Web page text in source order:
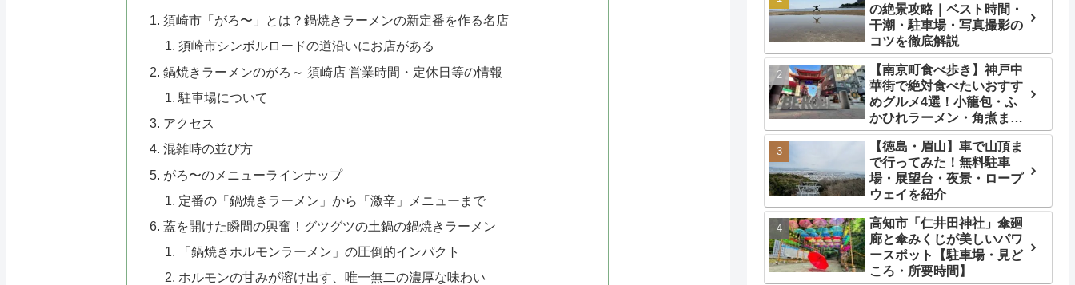
須崎市「がろ〜」とは？鍋焼きラーメンの新定番を作る名店
須崎市シンボルロードの道沿いにお店がある
鍋焼きラーメンのがろ～ 須崎店 営業時間・定休日等の情報
駐車場について
アクセス
混雑時の並び方
がろ〜のメニューラインナップ
定番の「鍋焼きラーメン」から「激辛」メニューまで
蓋を開けた瞬間の興奮！グツグツの土鍋の鍋焼きラーメン
「鍋焼きホルモンラーメン」の圧倒的インパクト
ホルモンの甘みが溶け出す、唯一無二の濃厚な味わい
の絶景攻略｜ベスト時間・
干潮・駐車場・写真撮影の
コツを徹底解説
【南京町食べ歩き】神戸中
華街で絶対食べたいおすす
めグルメ4選！小籠包・ふ
かひれラーメン・角煮ま
ん・ごま団子を実食レビュ
ー
【徳島・眉山】車で山頂ま
で行ってみた！無料駐車
場・展望台・夜景・ロープ
ウェイを紹介
高知市「仁井田神社」傘廻
廊と傘みくじが美しいパワ
ースポット【駐車場・見ど
ころ・所要時間】